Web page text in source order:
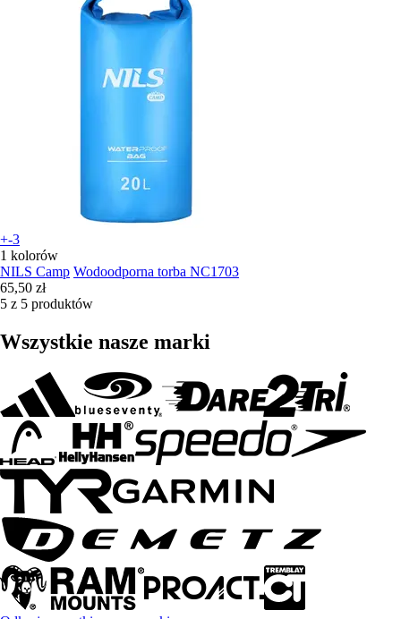
+-3
1 kolorów
NILS Camp Wodoodporna torba NC1703
65,50 zł
5 z 5 produktów
Wszystkie nasze marki